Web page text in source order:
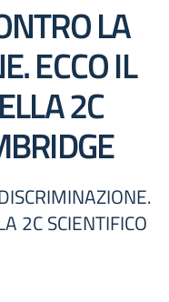
LA
ECCO IL
2C
2C SCIENTIFICO